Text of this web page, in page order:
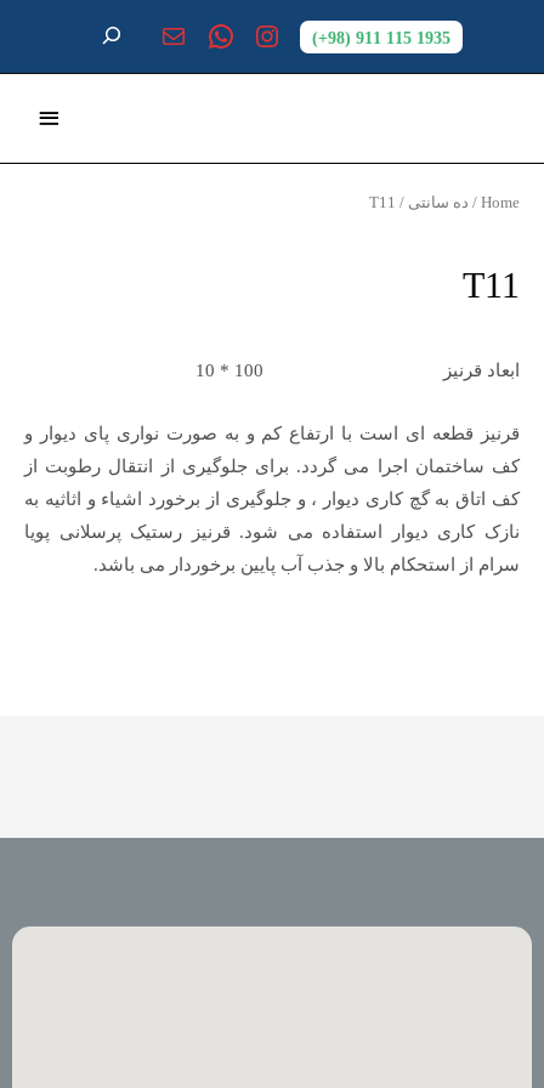
1935 115 911 (98+)
Home
/ ده سانتی / T11
T11
ابعاد قرنیز 100 * 10
قرنیز قطعه ای است با ارتفاع کم و به صورت نواری پای دیوار و
کف ساختمان اجرا می گردد. برای جلوگیری از انتقال رطوبت از
کف اتاق به گچ کاری دیوار ، و جلوگیری از برخورد اشیاء و اثاثیه به
نازک کاری دیوار استفاده می شود. قرنیز رستیک پرسلانی پویا
سرام از استحکام بالا و جذب آب پایین برخوردار می باشد.